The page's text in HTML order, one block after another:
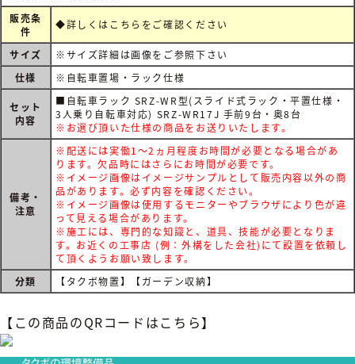
販売条
件
◆詳しくは こちらをご確認ください
サイズ
※サイズ詳細は画像をご参照下さい
仕様
※自転車置場・ラック仕様
セット
内容
■自転車ラック SRZ-WR型(スライド式ラック・平置仕様・
3人乗り自転車対応) SRZ-WR17J 手前9台・奥8台
※お選び頂いた仕様の商品をお送りいたします。
備考・
注意
※配送には実働1～2ヵ月程度お時間が必要となる場合があ
ります。欠品時にはさらにお時間が必要です。
※イメージ画像はイメージサンプルとして販売内容以外の商
品があります。必ず内容を確認ください。
※イメージ画像は使用するモニターやブラウザにより色が違
って見える場合があります。
※施工には、専門的な知識と、道具、技能が必要となりま
す。お近くの工事店 (例：外構をした会社)にて設置を依頼し
て頂くようお願い致します。
分類
【タクボ物置】【ガーデン収納】
【この商品のQRコードはこちら】